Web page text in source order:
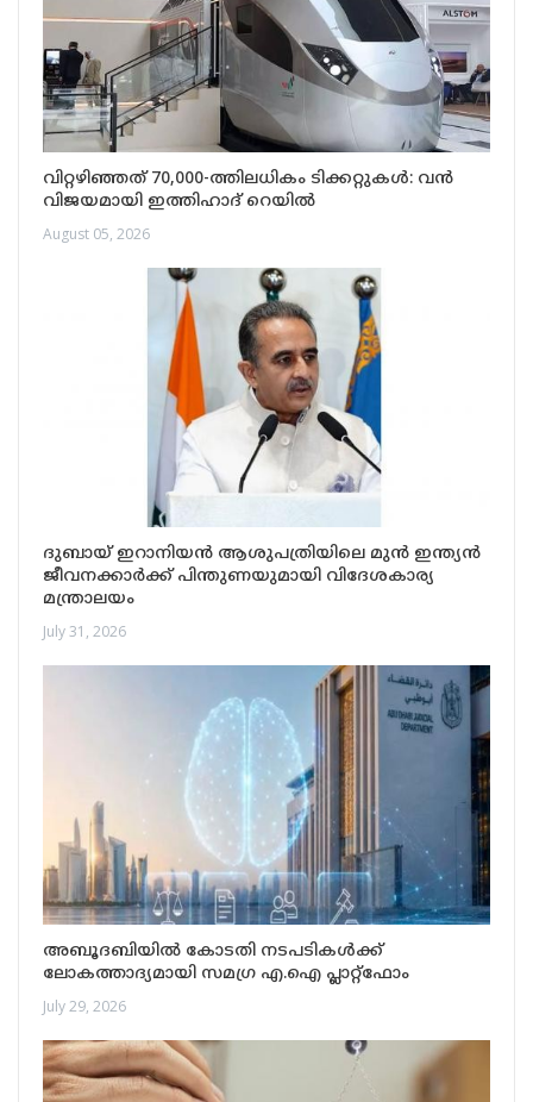
വിറ്റഴിഞ്ഞത് 70,000-ത്തിലധികം ടിക്കറ്റുകൾ: വൻ
വിജയമായി ഇത്തിഹാദ് റെയിൽ
August 05, 2026
ദുബായ് ഇറാനിയൻ ആശുപത്രിയിലെ മുൻ ഇന്ത്യൻ
ജീവനക്കാർക്ക് പിന്തുണയുമായി വിദേശകാര്യ
മന്ത്രാലയം
July 31, 2026
അബൂദബിയിൽ കോടതി നടപടികൾക്ക്
ലോകത്താദ്യമായി സമഗ്ര എ.ഐ പ്ലാറ്റ്‌ഫോം
July 29, 2026